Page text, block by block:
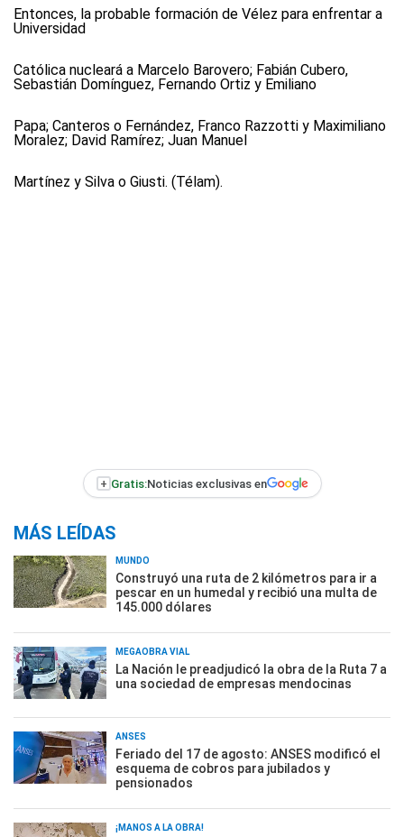
Entonces, la probable formación de Vélez para enfrentar a
Universidad
Católica nucleará a Marcelo Barovero; Fabián Cubero,
Sebastián Domínguez, Fernando Ortiz y Emiliano
Papa; Canteros o Fernández, Franco Razzotti y Maximiliano
Moralez; David Ramírez; Juan Manuel
Martínez y Silva o Giusti. (Télam).
+ Gratis:Noticias exclusivas en
MÁS LEÍDAS
MUNDO
Construyó una ruta de 2 kilómetros para ir a
pescar en un humedal y recibió una multa de
145.000 dólares
MEGAOBRA VIAL
La Nación le preadjudicó la obra de la Ruta 7 a
una sociedad de empresas mendocinas
ANSES
Feriado del 17 de agosto: ANSES modificó el
esquema de cobros para jubilados y
pensionados
¡MANOS A LA OBRA!